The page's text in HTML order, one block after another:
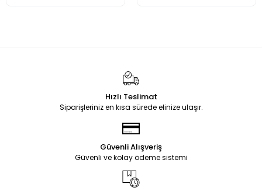
Hızlı Teslimat
Siparişleriniz en kısa sürede elinize ulaşır.
Güvenli Alışveriş
Güvenli ve kolay ödeme sistemi